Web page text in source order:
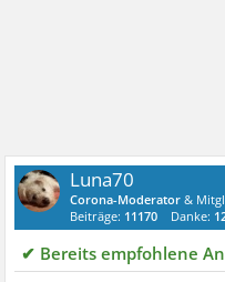
Luna70
Corona-Moderator &
Beiträge: 11170 Danke:
✔ Bereits empfohlene